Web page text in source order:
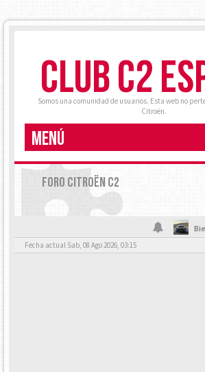
CLUB C2
Somos una comunidad de usuarios. Esta web no
Citroën.
MENÚ
FORO CITROËN C2
Fecha actual Sab, 08 Ago 2026, 03:15